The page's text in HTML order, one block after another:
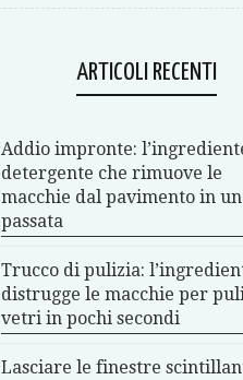
ARTICOLI RECENTI
Addio impronte:
detergente che rimuove le
macchie dal pavimento in
passata
Trucco di pulizia:
distrugge le macchie per
vetri in pochi secondi
Lasciare le finestre